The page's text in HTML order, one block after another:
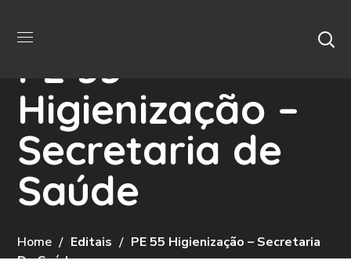
PE 55
Higienização –
Secretaria de
Saúde
Home Editais
PE 55 Higienização – Secretaria
De Saúde